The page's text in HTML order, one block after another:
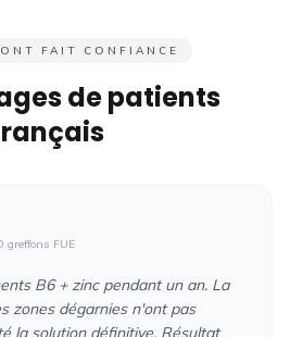
FAIT CONFIANCE
de patients
greffons FUE
B6 + zinc pendant un an. La
zones dégarnies n'ont pas
la solution définitive. Résultat